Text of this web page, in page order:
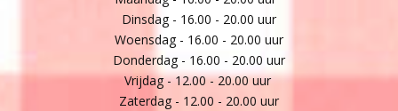
Dinsdag - 16.00 - 20.00 uur
Woensdag - 16.00 - 20.00 uur
Donderdag - 16.00 - 20.00 uur
Vrijdag - 12.00 - 20.00 uur
Zaterdag - 12.00 - 20.00 uur